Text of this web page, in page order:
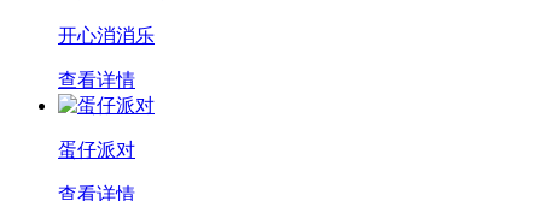
开心消消乐
查看详情
蛋仔派对
查看详情